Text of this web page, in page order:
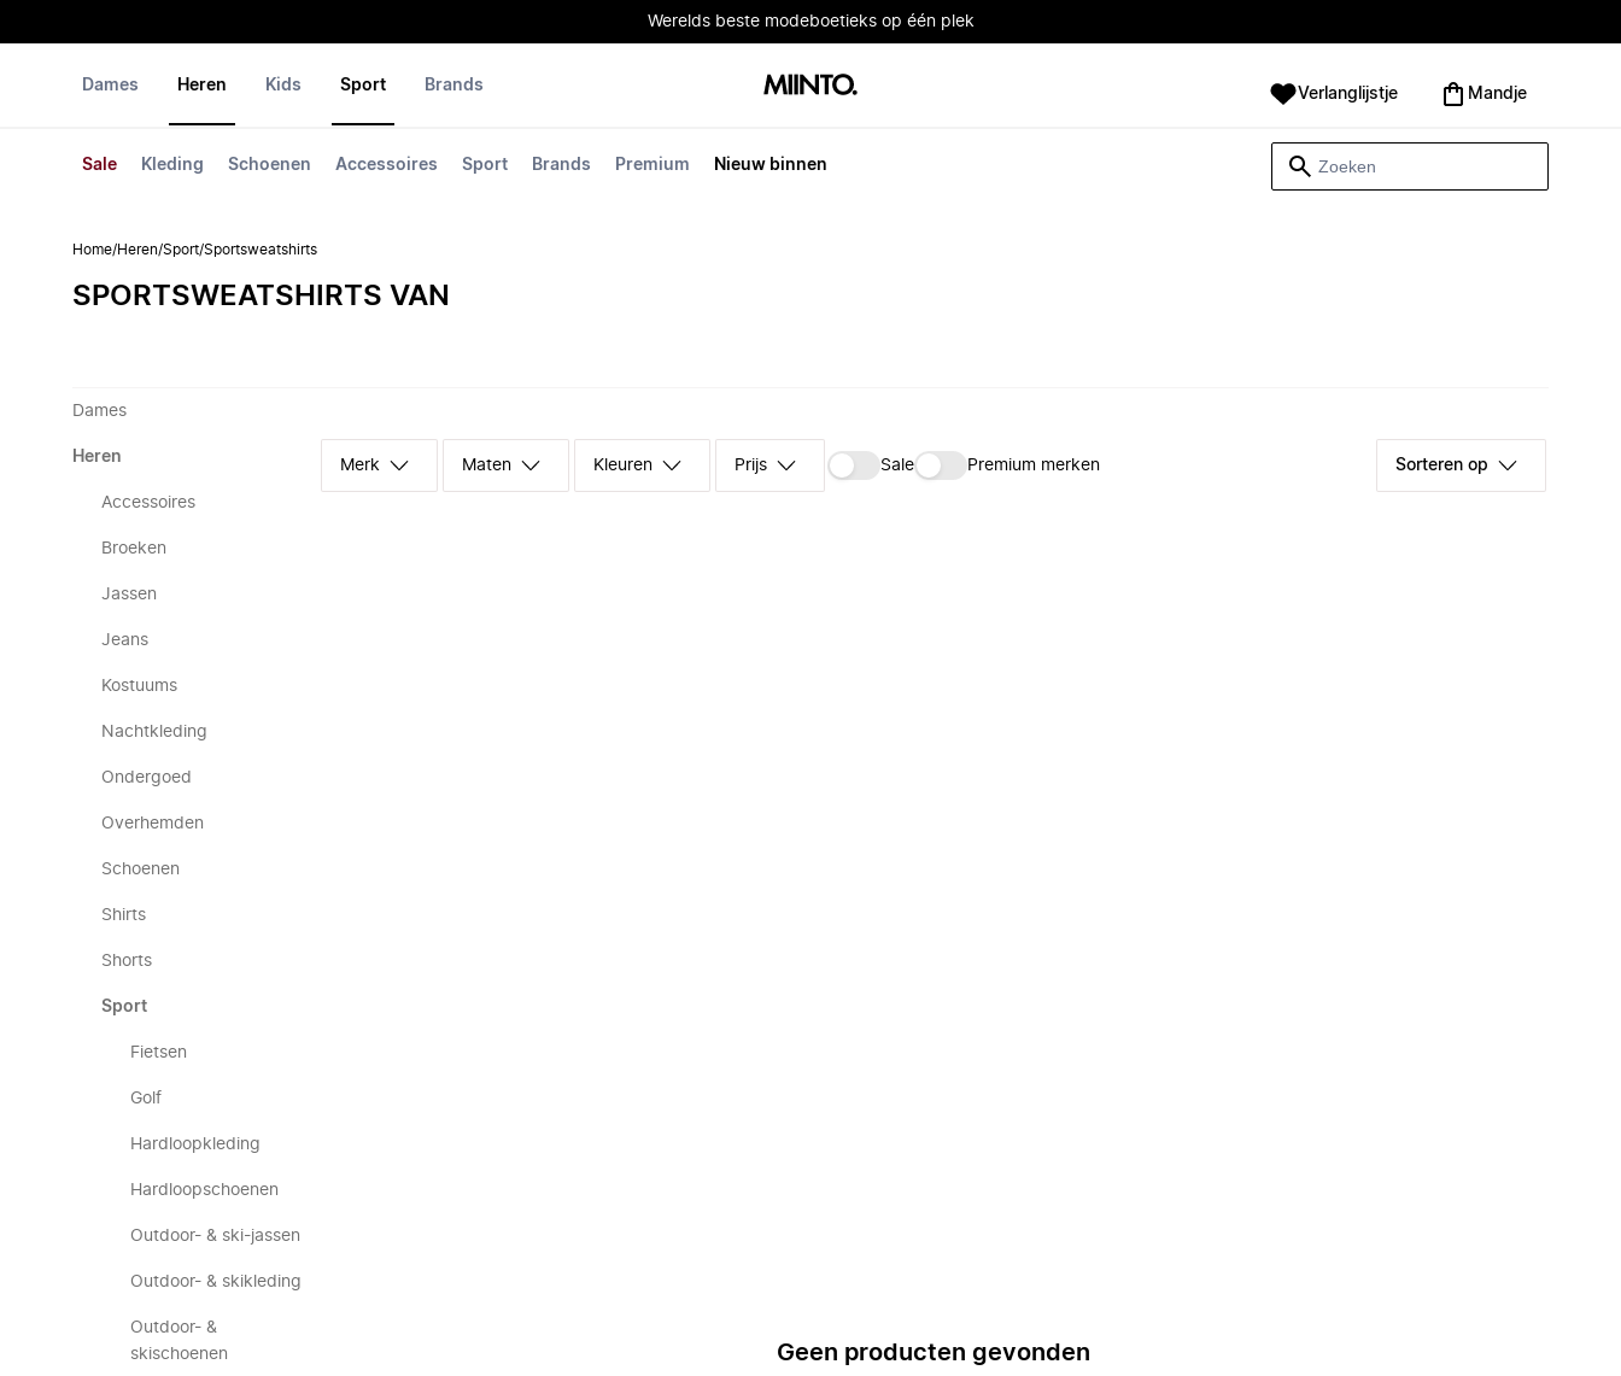
Werelds beste modeboetieks op één plek
Dames Heren
Sale Kleding Schoenen Accessoires Sport Brands Premium Nieuw binnen
Kids Sport Brands Verlanglijstje Mandje
Home/Heren/Sport/Sportsweatshirts
SPORTSWEATSHIRTS VAN
Dames
Heren
Accessoires
Broeken
Jassen
Jeans
Kostuums
Nachtkleding
Ondergoed
Overhemden
Schoenen
Shirts
Shorts
Sport
Fietsen
Golf
Hardloopkleding
Hardloopschoenen
Outdoor- & ski-jassen
Outdoor- & skikleding
Outdoor- &
skischoenen
Merk Maten Kleuren Prijs Sale Premium merken Sorteren op
Geen producten gevonden